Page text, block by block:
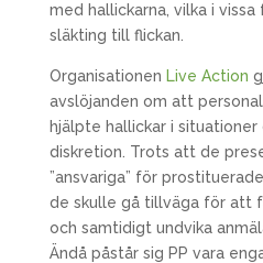
med hallickarna, vilka i
släkting till flickan.
Organisationen Live Action
avslöjanden om att
hjälpte hallickar i
diskretion. Trots att de
”ansvariga” för
de skulle gå tillväga för att
och samtidigt undvika
Ändå påstår sig PP vara